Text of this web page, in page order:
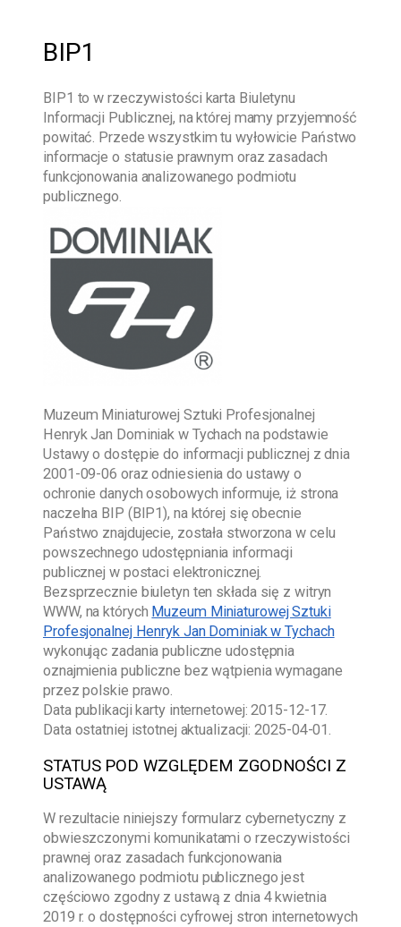
BIP1
BIP1 to w rzeczywistości karta Biuletynu
Informacji Publicznej, na której mamy przyjemność
powitać. Przede wszystkim tu wyłowicie Państwo
informacje o statusie prawnym oraz zasadach
funkcjonowania analizowanego podmiotu
publicznego.
Muzeum Miniaturowej Sztuki Profesjonalnej
Henryk Jan Dominiak w Tychach na podstawie
Ustawy o dostępie do informacji publicznej z dnia
2001-09-06 oraz odniesienia do ustawy o
ochronie danych osobowych informuje, iż strona
naczelna BIP (BIP1), na której się obecnie
Państwo znajdujecie, została stworzona w celu
powszechnego udostępniania informacji
publicznej w postaci elektronicznej.
Bezsprzecznie biuletyn ten składa się z witryn
WWW, na których Muzeum Miniaturowej Sztuki
Profesjonalnej Henryk Jan Dominiak w Tychach
wykonując zadania publiczne udostępnia
oznajmienia publiczne bez wątpienia wymagane
przez polskie prawo.
Data publikacji karty internetowej:2015-12-17.
Data ostatniej istotnej aktualizacji:2025-04-01.
STATUS POD WZGLĘDEM ZGODNOŚCI Z
USTAWĄ
W rezultacie niniejszy formularz cybernetyczny z
obwieszczonymi komunikatami o rzeczywistości
prawnej oraz zasadach funkcjonowania
analizowanego podmiotu publicznego jest
częściowo zgodny z ustawą z dnia 4 kwietnia
2019 r. o dostępności cyfrowej stron internetowych